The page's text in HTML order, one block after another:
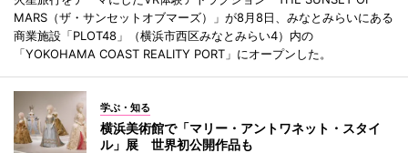
MARS（ザ・サンセットオブマーズ）」が8月8日、みなとみらいにある
商業施設「PLOT48」（横浜市西区みなとみらい4）内の
「YOKOHAMA COAST REALITY PORT」にオープンした。
学ぶ・知る
横浜美術館で「マリー・アントワネット・スタイ
ル」展 世界初公開作品も